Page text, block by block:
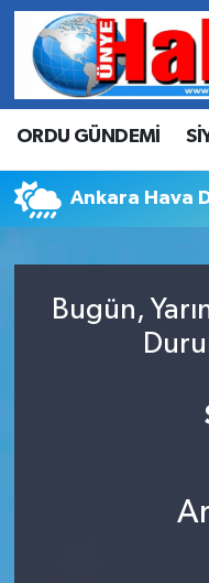
ORDU GÜNDEMİ
Ankara Hava
Bugün,
Hava Durumu
Trafik Durumu
Süper Lig Puan
Son Dakika